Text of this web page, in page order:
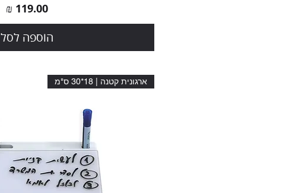
מחיר
הוספה לסל
ארגונית קטנה | 18*30 ס"מ